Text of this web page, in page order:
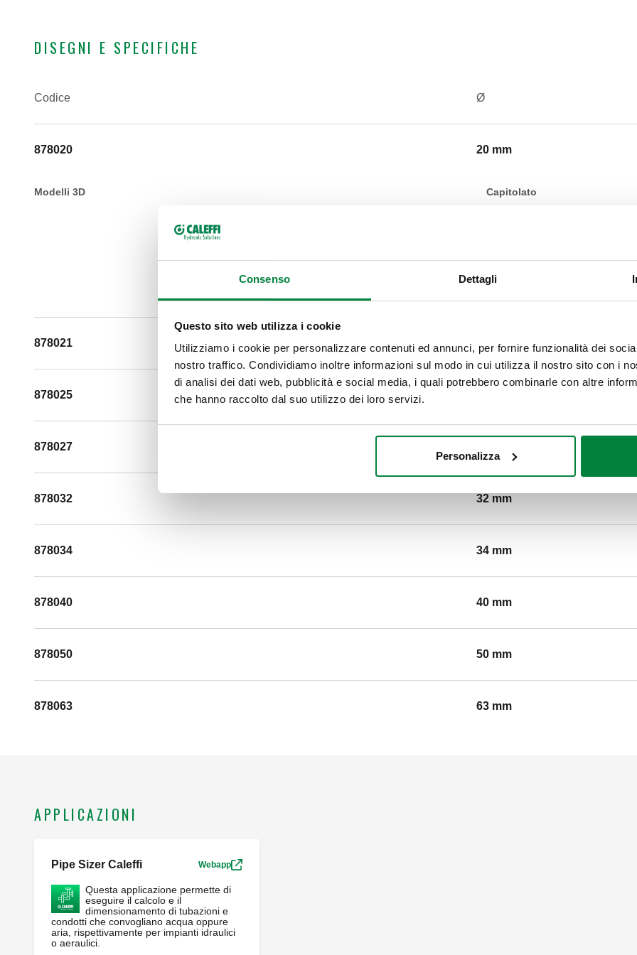
Consenso Dettagli
Questo sito web utilizza i cookie
Utilizziamo i cookie per personalizzare contenuti ed annunci, per fornire funzionalità dei
nostro traffico. Condividiamo inoltre informazioni sul modo in cui utilizza il nostro sito con i
di analisi dei dati web, pubblicità e social media, i quali potrebbero combinarle con altre
che hanno raccolto dal suo utilizzo dei loro servizi.
Personalizza
DISEGNI E SPECIFICHE
Codice
Ø
878020 20 mm
Modelli 3D Capitolato
4d191769-7e8f-4b8d-8c42-
878021 21 mm
878025
878027
878032 32 mm
878034 34 mm
878040 40 mm
878050 50 mm
878063 63 mm
APPLICAZIONI
Pipe Sizer Caleffi Webapp
Questa applicazione permette di
eseguire il calcolo e il
dimensionamento di tubazioni e
condotti che convogliano acqua oppure
aria, rispettivamente per impianti idraulici
o aeraulici.